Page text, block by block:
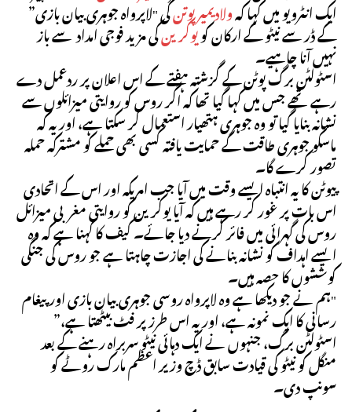
ایک انٹرویو میں کہا کہولادیمیر پوتنکی "لاپرواہ جوہری بیان بازی”
کے ڈر سے نیٹو کے ارکان کویوکرینکی مزید فوجی امداد سے باز
نہیں آنا چاہیے۔
اسٹولٹن برگ پوٹن کے گزشتہ ہفتے کے اس اعلان پر ردعمل دے
رہے تھے جس میں کہا گیا تھا کہ اگر روس کو روایتی میزائلوں سے
نشانہ بنایا گیا تو وہ جوہری ہتھیار استعمال کر سکتا ہے، اور یہ کہ
ماسکو جوہری طاقت کے حمایت یافتہ کسی بھی حملے کو مشترکہ حملہ
تصور کرے گا۔
پیوٹن کا یہ انتباہ ایسے وقت میں آیا جب امریکہ اور اس کے اتحادی
اس بات پر غور کر رہے ہیں کہ آیا یوکرین کو روایتی مغربی میزائل
روس کی گہرائی میں فائر کرنے دیا جائے۔ کیف کا کہنا ہے کہ وہ
ایسے اہداف کو نشانہ بنانے کی اجازت چاہتا ہے جو روس کی جنگی
کوششوں کا حصہ ہیں۔
"ہم نے جو دیکھا ہے وہ لاپرواہ روسی جوہری بیان بازی اور پیغام
رسانی کا ایک نمونہ ہے، اور یہ اس طرز پر فٹ بیٹھتا ہے،”
اسٹولٹن برگ، جنہوں نے ایک دہائی نیٹو سربراہ رہنے کے بعد
منگل کو نیٹو کی قیادت سابق ڈچ وزیر اعظم مارک روٹے کو
سونپ دی۔